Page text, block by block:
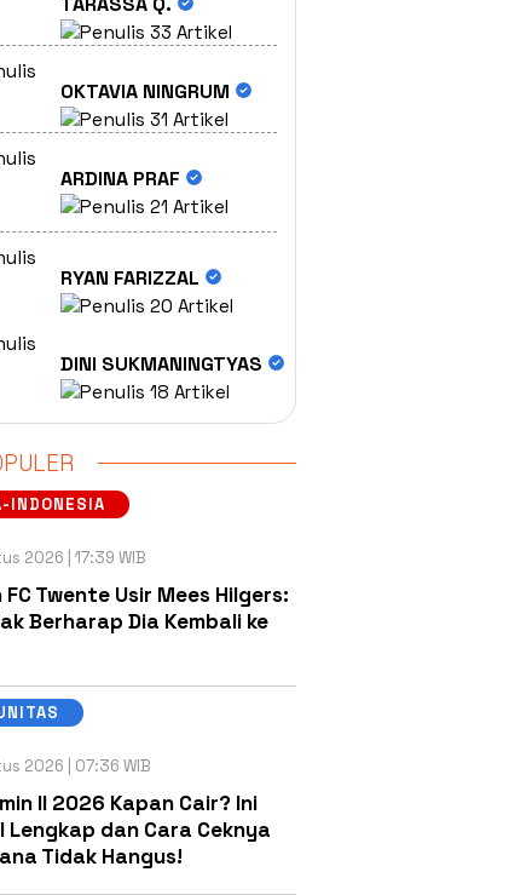
33 Artikel
OKTAVIA NINGRUM
31 Artikel
ARDINA PRAF
21 Artikel
RYAN FARIZZAL
20 Artikel
DINI SUKMANINGTYAS
18 Artikel
INDONESIA
2026 | 17:39 WIB
Twente Usir Mees Hilgers:
Berharap Dia Kembali ke
2026 | 07:36 WIB
II 2026 Kapan Cair? Ini
Lengkap dan Cara Ceknya
Tidak Hangus!